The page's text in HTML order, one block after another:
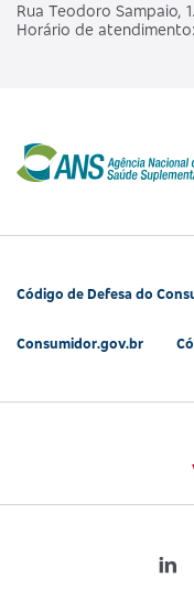
Rua Teodoro Sampaio,
Horário de
Código de Defesa do
Consumidor.gov.br